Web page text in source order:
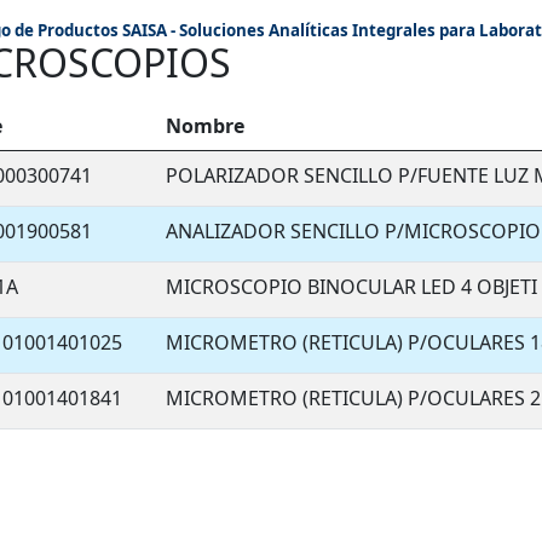
de Productos SAISA - Soluciones Analíticas Integrales para
Nombre
POLARIZADOR SENCILLO P/FUENTE LUZ
ANALIZADOR SENCILLO P/
MICROSCOPIO BINOCULAR LED 4
MICROMETRO (RETICULA) P/OCULARES
MICROMETRO (RETICULA) P/OCULARES